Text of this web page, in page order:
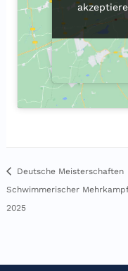
Deutsche Meisterschaften
Schwimmerischer
2025